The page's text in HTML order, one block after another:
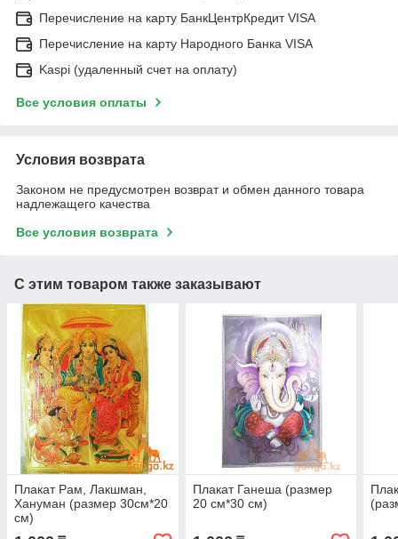
Перечисление на карту БанкЦентрКредит VISA
Перечисление на карту Народного Банка VISA
Kaspi (удаленный счет на оплату)
Все условия оплаты
Условия возврата
Законом не предусмотрен возврат и обмен данного товара
надлежащего качества
Все условия возврата
С этим товаром также заказывают
Плакат Рам, Лакшман,
Хануман (размер 30см*20
см)
Плакат Ганеша (размер
20 см*30 см)